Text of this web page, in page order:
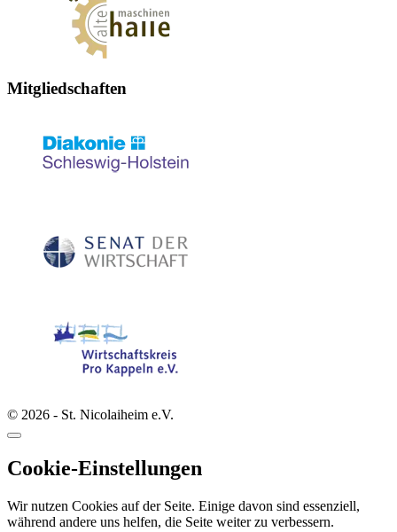
Mitgliedschaften
© 2026 - St. Nicolaiheim e.V.
Cookie-Einstellungen
Wir nutzen Cookies auf der Seite. Einige davon sind essenziell,
während andere uns helfen, die Seite weiter zu verbessern.